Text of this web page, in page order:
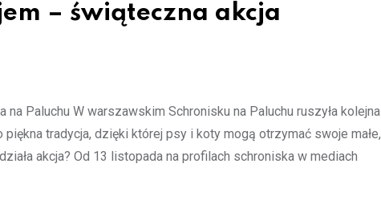
– świąteczna akcja
Paluchu W warszawskim Schronisku na Paluchu ruszyła kolejna
tradycja, dzięki której psy i koty mogą otrzymać swoje małe,
akcja? Od 13 listopada na profilach schroniska w mediach